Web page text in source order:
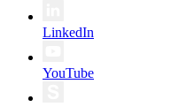
LinkedIn
YouTube